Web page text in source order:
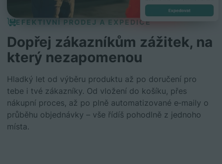
EFEKTIVNÍ PRODEJ A EXPEDICE
Dopřej zákazníkům zážitek, na
který nezapomenou
Hladký let od výběru produktu až po doručení pro
tebe i tvé zákazníky. Od vložení do košíku, přes
nákupní proces, až po plně automatizované e‑maily o
průběhu objednávky – vše řídíš pohodlně z jednoho
místa.